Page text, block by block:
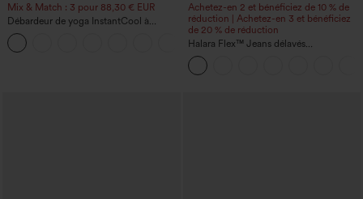
Mix & Match : 3 pour 88,30 € EUR
Débardeur de yoga InstantCool à
encolure en U et ourlet arrondi –
UPF50+
Achetez-en 2 et bénéficiez de 10 % de
réduction | Achetez-en 3 et bénéficiez
de 20 % de réduction
Halara Flex™ Jeans délavés
décontractés, coupe baggy à jambe
large, taille basse asymétrique, poches
zippées